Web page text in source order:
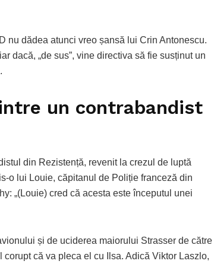
nu dădea atunci vreo șansă lui Crin Antonescu.
dacă, „de sus”, vine directiva să fie susținut un
un contrabandist
din Rezistență, revenit la crezul de luptă
o lui Louie, căpitanul de Poliție franceză din
„(Louie) cred că acesta este începutul unei
și de uciderea maiorului Strasser de către
că va pleca el cu Ilsa. Adică Viktor Laszlo,